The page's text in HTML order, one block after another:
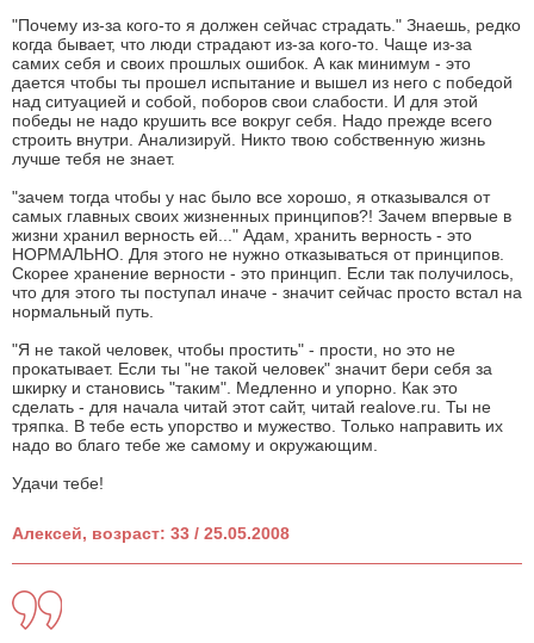
"Почему из-за кого-то я должен сейчас страдать." Знаешь, редко
когда бывает, что люди страдают из-за кого-то. Чаще из-за
самих себя и своих прошлых ошибок. А как минимум - это
дается чтобы ты прошел испытание и вышел из него с победой
над ситуацией и собой, поборов свои слабости. И для этой
победы не надо крушить все вокруг себя. Надо прежде всего
строить внутри. Анализируй. Никто твою собственную жизнь
лучше тебя не знает.
"зачем тогда чтобы у нас было все хорошо, я отказывался от
самых главных своих жизненных принципов?! Зачем впервые в
жизни хранил верность ей..." Адам, хранить верность - это
НОРМАЛЬНО. Для этого не нужно отказываться от принципов.
Скорее хранение верности - это принцип. Если так получилось,
что для этого ты поступал иначе - значит сейчас просто встал на
нормальный путь.
"Я не такой человек, чтобы простить" - прости, но это не
прокатывает. Если ты "не такой человек" значит бери себя за
шкирку и становись "таким". Медленно и упорно. Как это
сделать - для начала читай этот сайт, читай realove.ru. Ты не
тряпка. В тебе есть упорство и мужество. Только направить их
надо во благо тебе же самому и окружающим.
Удачи тебе!
Алексей, возраст: 33 / 25.05.2008